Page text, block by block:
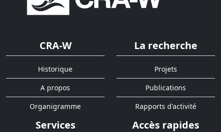
CRA-W
Historique
A propos
Organigramme
La recherche
Projets
Publications
Rapports d'activité
Services Accès rapides